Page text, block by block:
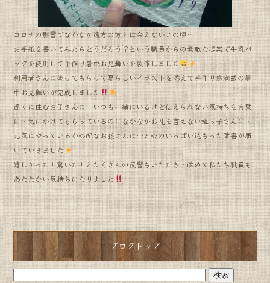
コロナの影響でなかなか遠方の方とは会えないこの頃…
お手紙を書いてみたらどうだろう？という職員からの素敵な提案で牛乳パ
ックを使用して手作り暑中お見舞いを製作しました
利用者さんに塗ってもらって夏らしいイラストを添えて手作り感満載の暑
中お見舞いが完成しました
遠くに住むお子さんに…いつも一緒にいるけど伝えられない気持ちを言葉
に…気にかけてもらっているのになかなかお礼を言えない姪っ子さんに…
元気にやっているか心配なお孫さんに…と心のいっぱい込もった葉書が届
いていきました
嬉しかった！驚いた！とたくさんの反響もいただき…改めて私たち職員も
あたたかい気持ちになりました
ブログトップ